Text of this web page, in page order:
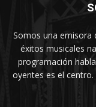
Somos una emisora
éxitos musicales
programación
oyentes es el